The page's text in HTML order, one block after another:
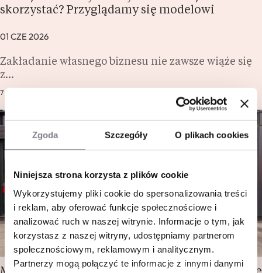
Zgoda Szczegóły O plikach cookies
Niniejsza strona korzysta z plików cookie
Wykorzystujemy pliki cookie do spersonalizowania treści
i reklam, aby oferować funkcje społecznościowe i
analizować ruch w naszej witrynie. Informacje o tym, jak
korzystasz z naszej witryny, udostępniamy partnerom
społecznościowym, reklamowym i analitycznym.
Partnerzy mogą połączyć te informacje z innymi danymi
skorzystać? Przyglądamy się modelowi
01 CZE 2026
Zakładanie własnego biznesu nie zawsze wiąże się
z…
7 MIN.